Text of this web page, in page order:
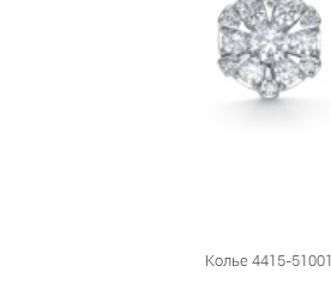
Колье 4415-51001